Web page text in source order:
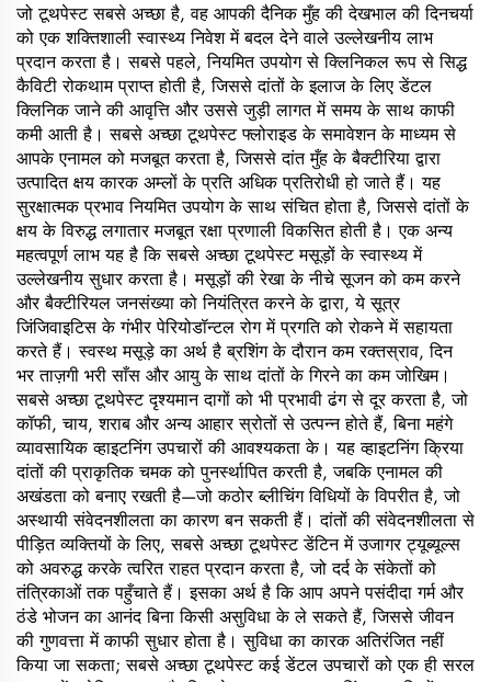
जो टूथपेस्ट सबसे अच्छा है, वह आपकी दैनिक मुँह की देखभाल की दिनचर्या
को एक शक्तिशाली स्वास्थ्य निवेश में बदल देने वाले उल्लेखनीय लाभ
प्रदान करता है। सबसे पहले, नियमित उपयोग से क्लिनिकल रूप से सिद्ध
कैविटी रोकथाम प्राप्त होती है, जिससे दांतों के इलाज के लिए डेंटल
क्लिनिक जाने की आवृत्ति और उससे जुड़ी लागत में समय के साथ काफी
कमी आती है। सबसे अच्छा टूथपेस्ट फ्लोराइड के समावेशन के माध्यम से
आपके एनामल को मजबूत करता है, जिससे दांत मुँह के बैक्टीरिया द्वारा
उत्पादित क्षय कारक अम्लों के प्रति अधिक प्रतिरोधी हो जाते हैं। यह
सुरक्षात्मक प्रभाव नियमित उपयोग के साथ संचित होता है, जिससे दांतों के
क्षय के विरुद्ध लगातार मजबूत रक्षा प्रणाली विकसित होती है। एक अन्य
महत्वपूर्ण लाभ यह है कि सबसे अच्छा टूथपेस्ट मसूड़ों के स्वास्थ्य में
उल्लेखनीय सुधार करता है। मसूड़ों की रेखा के नीचे सूजन को कम करने
और बैक्टीरियल जनसंख्या को नियंत्रित करने के द्वारा, ये सूत्र
जिंजिवाइटिस के गंभीर पेरियोडॉन्टल रोग में प्रगति को रोकने में सहायता
करते हैं। स्वस्थ मसूड़े का अर्थ है ब्रशिंग के दौरान कम रक्तस्राव, दिन
भर ताज़गी भरी साँस और आयु के साथ दांतों के गिरने का कम जोखिम।
सबसे अच्छा टूथपेस्ट दृश्यमान दागों को भी प्रभावी ढंग से दूर करता है, जो
कॉफी, चाय, शराब और अन्य आहार स्रोतों से उत्पन्न होते हैं, बिना महंगे
व्यावसायिक व्हाइटनिंग उपचारों की आवश्यकता के। यह व्हाइटनिंग क्रिया
दांतों की प्राकृतिक चमक को पुनर्स्थापित करती है, जबकि एनामल की
अखंडता को बनाए रखती है—जो कठोर ब्लीचिंग विधियों के विपरीत है, जो
अस्थायी संवेदनशीलता का कारण बन सकती हैं। दांतों की संवेदनशीलता से
पीड़ित व्यक्तियों के लिए, सबसे अच्छा टूथपेस्ट डेंटिन में उजागर ट्यूब्यूल्स
को अवरुद्ध करके त्वरित राहत प्रदान करता है, जो दर्द के संकेतों को
तंत्रिकाओं तक पहुँचाते हैं। इसका अर्थ है कि आप अपने पसंदीदा गर्म और
ठंडे भोजन का आनंद बिना किसी असुविधा के ले सकते हैं, जिससे जीवन
की गुणवत्ता में काफी सुधार होता है। सुविधा का कारक अतिरंजित नहीं
किया जा सकता; सबसे अच्छा टूथपेस्ट कई डेंटल उपचारों को एक ही सरल